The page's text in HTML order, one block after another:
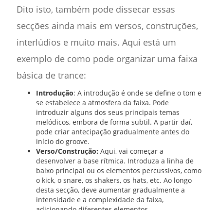
Dito isto, também pode dissecar essas
secções ainda mais em versos, construções,
interlúdios e muito mais. Aqui está um
exemplo de como pode organizar uma faixa
básica de trance:
Introdução: A introdução é onde se define o tom e
se estabelece a atmosfera da faixa. Pode
introduzir alguns dos seus principais temas
melódicos, embora de forma subtil. A partir daí,
pode criar antecipação gradualmente antes do
início do groove.
Verso/Construção: Aqui, vai começar a
desenvolver a base rítmica. Introduza a linha de
baixo principal ou os elementos percussivos, como
o kick, o snare, os shakers, os hats, etc. Ao longo
desta secção, deve aumentar gradualmente a
intensidade e a complexidade da faixa,